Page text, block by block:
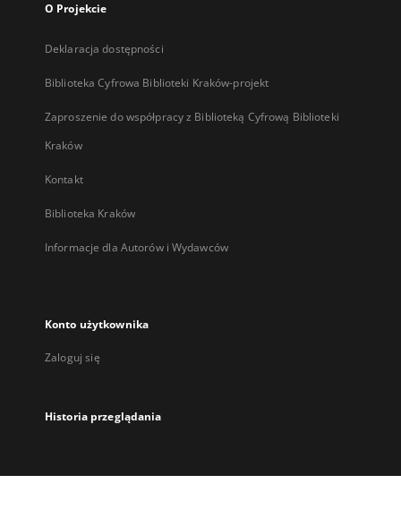
O Projekcie
Deklaracja dostępności
Biblioteka Cyfrowa Biblioteki Kraków-projekt
Zaproszenie do współpracy z Biblioteką Cyfrową Biblioteki
Kraków
Kontakt
Biblioteka Kraków
Informacje dla Autorów i Wydawców
Konto użytkownika
Zaloguj się
Historia przeglądania